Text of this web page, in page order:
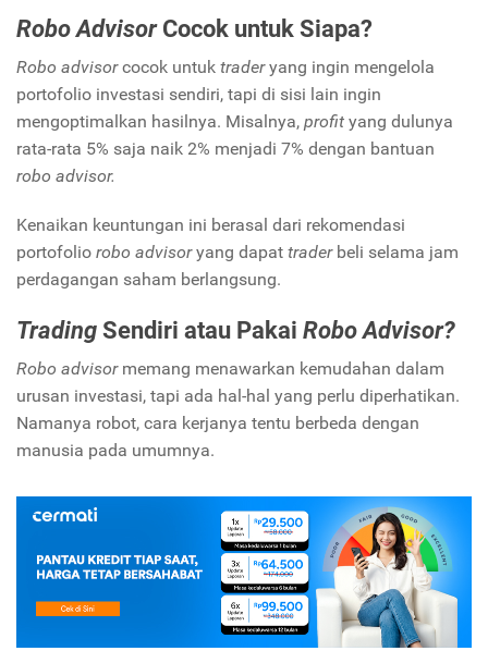
Robo AdvisorCocok untuk Siapa?
Robo advisorcocok untuk traderyang ingin mengelola
portofolio investasi sendiri, tapi di sisi lain ingin
mengoptimalkan hasilnya. Misalnya, profit yang dulunya
rata-rata 5% saja naik 2% menjadi 7% dengan bantuan
robo advisor.
Kenaikan keuntungan ini berasal dari rekomendasi
portofolio robo advisoryang dapat traderbeli selama jam
perdagangan saham berlangsung.
TradingSendiri atau Pakai Robo Advisor?
Robo advisormemang menawarkan kemudahan dalam
urusan investasi, tapi ada hal-hal yang perlu diperhatikan.
Namanya robot, cara kerjanya tentu berbeda dengan
manusia pada umumnya.